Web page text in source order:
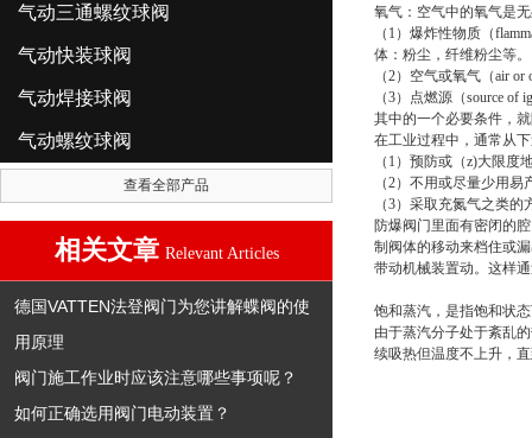
气动三通螺纹球阀
气动快装球阀
气动焊接球阀
气动螺纹球阀
查看全部产品
相关文章 Relevant Articles
德国VATTEN法登阀门为您讲解蝶阀的使
用原理
阀门施工作业时应该注意哪些事项呢？
如何正确选用阀门电动装置？
氧气：空气中的氧气是
（1）爆炸性物质（
体：粉尘，纤维粉尘等
（2）空气或氧气（air or
（3）点燃源（source
其中的一个必要条件，
在工业过程中，通常从
（1）预防或（z)大限度
（2）不用或尽量少用
（3）采取充氮气之类
防爆阀门里面有密闭的
制阀体的移动来档住或
带动机械装置动。这样
饱和蒸汽，是指饱和状
由于蒸汽分子处于紊乱
续吸热但温度不上升，